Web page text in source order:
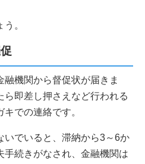
。
機関から督促状が届きま
即差し押さえなど行われる
での連絡です。
いでいると、滞納から3～6か
手続きがなされ、金融機関は